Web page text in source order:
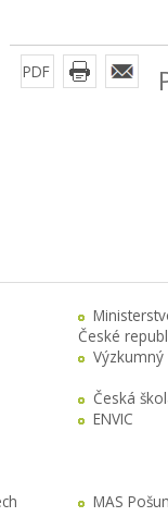
PDF
České
Česká
ENVIC
MAS